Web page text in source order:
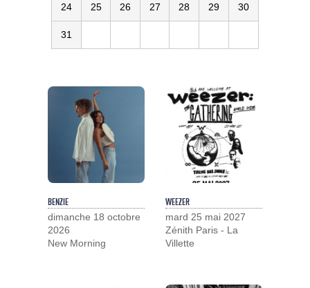
24 25 26 27 28 29 30
31
BENZIE
dimanche 18 octobre
2026
New Morning
WEEZER
mard 25 mai 2027
Zénith Paris - La
Villette